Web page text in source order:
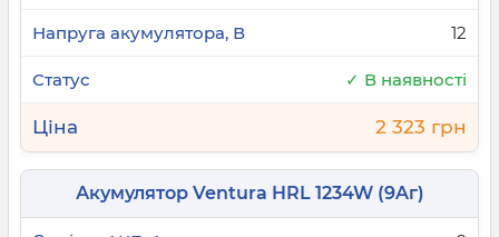
12
✓ В наявності
2 323 грн
Акумулятор Ventura HRL 1234W (9Aг)